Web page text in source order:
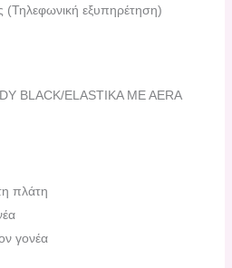
(Τηλεφωνική εξυπηρέτηση)
BLACK/ELASTIKA ME AERA
πλάτη
γονέα